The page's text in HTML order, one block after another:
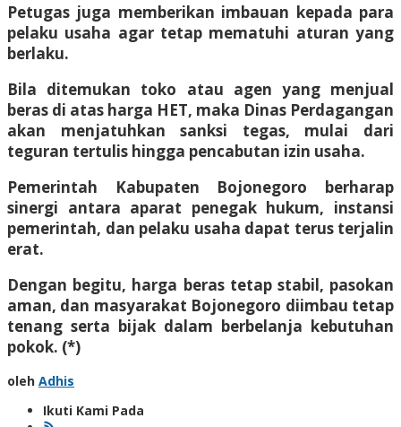
Petugas juga memberikan imbauan kepada para
pelaku usaha agar tetap mematuhi aturan yang
berlaku.
Bila ditemukan toko atau agen yang menjual
beras di atas harga HET, maka Dinas Perdagangan
akan menjatuhkan sanksi tegas, mulai dari
teguran tertulis hingga pencabutan izin usaha.
Pemerintah Kabupaten Bojonegoro berharap
sinergi antara aparat penegak hukum, instansi
pemerintah, dan pelaku usaha dapat terus terjalin
erat.
Dengan begitu, harga beras tetap stabil, pasokan
aman, dan masyarakat Bojonegoro diimbau tetap
tenang serta bijak dalam berbelanja kebutuhan
pokok. (*)
oleh Adhis
Ikuti Kami Pada